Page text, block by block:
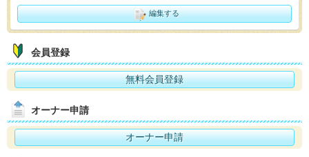
編集する
会員登録
無料会員登録
オーナー申請
オーナー申請